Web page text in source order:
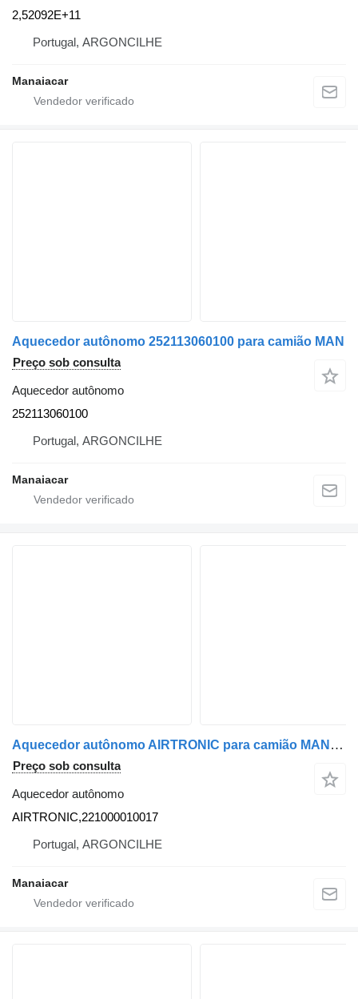
2,52092E+11
Portugal, ARGONCILHE
Manaiacar
Aquecedor autônomo 252113060100 para camião MAN
Preço sob consulta
Aquecedor autônomo
252113060100
Portugal, ARGONCILHE
Manaiacar
Aquecedor autônomo AIRTRONIC para camião MAN TGX | 07
Preço sob consulta
Aquecedor autônomo
AIRTRONIC,221000010017
Portugal, ARGONCILHE
Manaiacar